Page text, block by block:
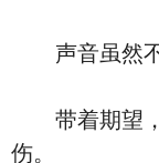
声音虽然不
带着期望，
伤。